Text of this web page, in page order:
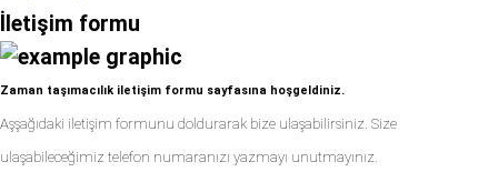
İletişim formu
Zaman taşımacılık iletişim formu sayfasına hoşgeldiniz.
Aşşağıdaki iletişim formunu doldurarak bize ulaşabilirsiniz. Size
ulaşabileceğimiz telefon numaranızı yazmayı unutmayınız.